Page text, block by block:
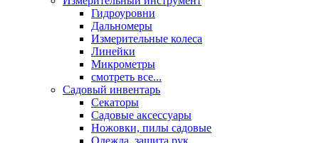
Гидроуровни
Дальномеры
Измерительные колеса
Линейки
Микрометры
смотреть все...
Садовый инвентарь
Секаторы
Садовые аксессуары
Ножовки, пилы садовые
Одежда, защита рук